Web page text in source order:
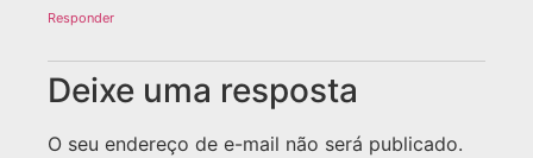
Responder
Deixe uma resposta
O seu endereço de e-mail não será publicado.